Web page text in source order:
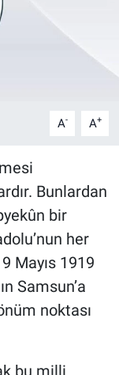
A- A+
Bunlardan
bir
her
Mayıs 1919
Samsun’a
noktası
bu milli